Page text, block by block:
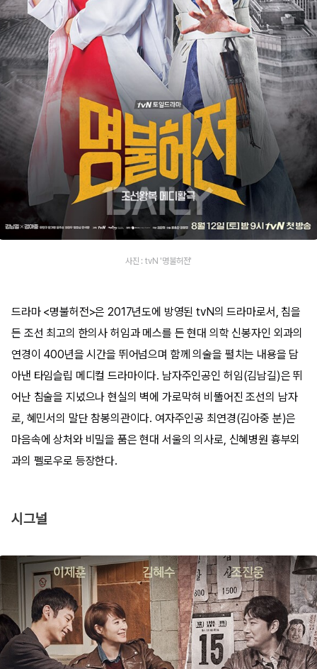
사진 : tvN '명불허전'
드라마 <명불허전>은 2017년도에 방영된 tvN의 드라마로서, 침을
든 조선 최고의 한의사 허임과 메스를 든 현대 의학 신봉자인 외과의
연경이 400년을 시간을 뛰어넘으며 함께 의술을 펼치는 내용을 담
아낸 타임슬립 메디컬 드라마이다. 남자주인공인 허임(김남길)은 뛰
어난 침술을 지녔으나 현실의 벽에 가로막혀 비뚤어진 조선의 남자
로, 혜민서의 말단 참봉의관이다. 여자주인공 최연경(김아중 분)은
마음속에 상처와 비밀을 품은 현대 서울의 의사로, 신혜병원 흉부외
과의 펠로우로 등장한다.
시그널